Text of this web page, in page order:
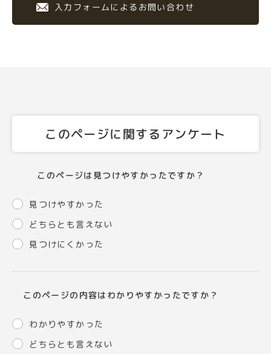
入力フォームによるお問い合わせ
このページに関するアンケート
このページは見つけやすかったですか？
見つけやすかった
どちらとも言えない
見つけにくかった
このページの内容はわかりやすかったですか？
わかりやすかった
どちらとも言えない